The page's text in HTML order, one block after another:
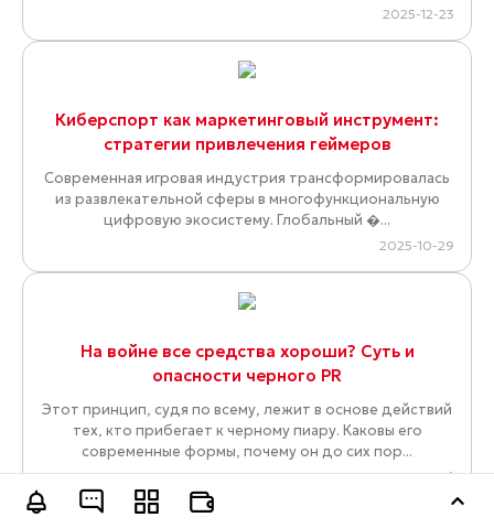
2025-12-23
Киберспорт как маркетинговый инструмент:
стратегии привлечения геймеров
Современная игровая индустрия трансформировалась
из развлекательной сферы в многофункциональную
цифровую экосистему. Глобальный �...
2025-10-29
На войне все средства хороши? Суть и
опасности черного PR
Этот принцип, судя по всему, лежит в основе действий
тех, кто прибегает к черному пиару. Каковы его
современные формы, почему он до сих пор...
2025-09-26
Оставить заявку